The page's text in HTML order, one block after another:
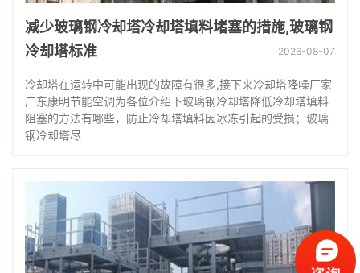
减少玻璃钢冷却塔冷却塔填料堵塞的措施,玻璃钢
冷却塔标准
2026-08-07
冷却塔在运转中可能出现的故障有很多,接下来冷却塔降噪厂家
广东康明节能空调为各位介绍下玻璃钢冷却塔降低冷却塔填料
阻塞的方法有哪些，防止冷却塔填料因冰冻引起的受损；玻璃
钢冷却塔尽